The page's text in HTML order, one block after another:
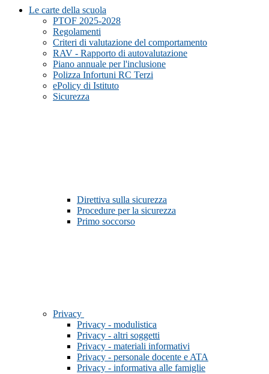
Le carte della scuola
PTOF 2025-2028
Regolamenti
Criteri di valutazione del comportamento
RAV - Rapporto di autovalutazione
Piano annuale per l'inclusione
Polizza Infortuni RC Terzi
ePolicy di Istituto
Sicurezza
Direttiva sulla sicurezza
Procedure per la sicurezza
Primo soccorso
Privacy
Privacy - modulistica
Privacy - altri soggetti
Privacy - materiali informativi
Privacy - personale docente e ATA
Privacy - informativa alle famiglie